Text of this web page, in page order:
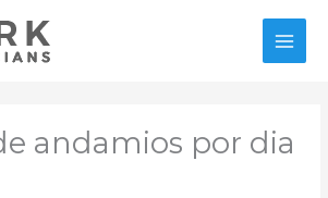
andamios por dia